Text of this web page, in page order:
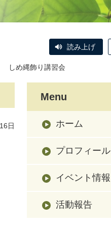
読み上げ
しめ縄飾り講習会
日
Menu
ホーム
プロフィール
イベント情報
活動報告